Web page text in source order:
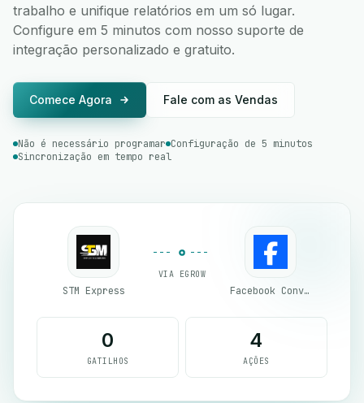
trabalho e unifique relatórios em um só lugar.
Configure em 5 minutos com nosso suporte de
integração personalizado e gratuito.
Comece Agora Fale com as Vendas
Não é necessário programar Configuração de 5 minutos
Sincronização em tempo real
STM Express
VIA EGROW
Facebook Conversion API (CAPI)
0
GATILHOS
4
AÇÕES